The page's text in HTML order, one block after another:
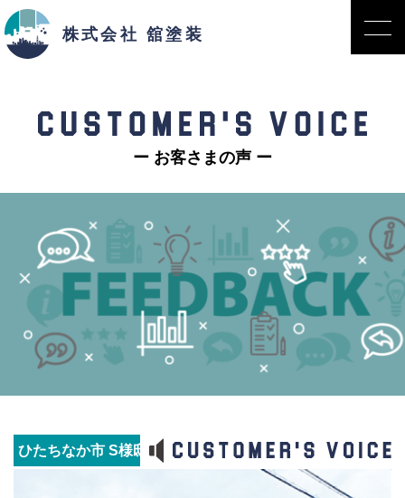
株式会社 舘塗装
ー お客さまの声 ー
ひたちなか市 S様邸